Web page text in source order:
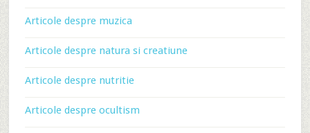
Articole despre muzica
Articole despre natura si creatiune
Articole despre nutritie
Articole despre ocultism